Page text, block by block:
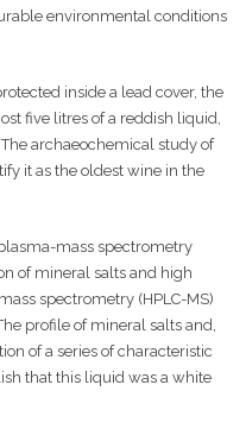
environmental conditions
inside a lead cover, the
five litres of a reddish liquid,
archaeochemical study of
it as the oldest wine in the
mass spectrometry
of mineral salts and high
spectrometry (HPLC-MS)
profile of mineral salts and,
of a series of characteristic
that this liquid was a white